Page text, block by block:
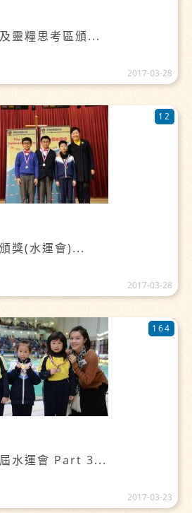
靈糧思考區頒...
2017-03-28
獎(水運會)...
12
2017-03-28
水運會 Part 3...
164
2017-03-23